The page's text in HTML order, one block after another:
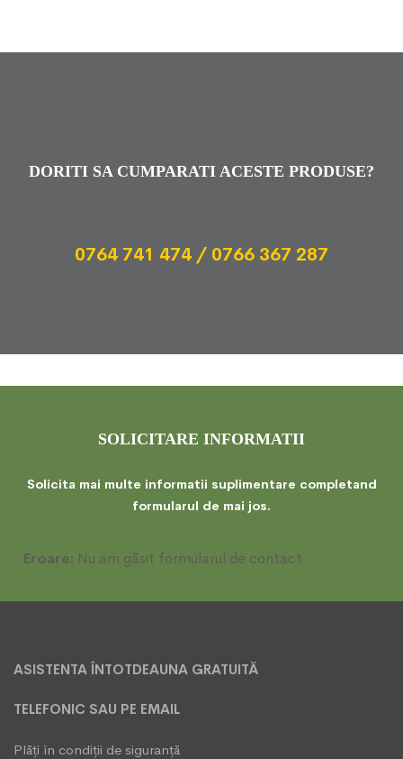
DORITI SA CUMPARATI ACESTE PRODUSE?
0764 741 474 / 0766 367 287
SOLICITARE INFORMATII
Solicita mai multe informatii suplimentare completand
formularul de mai jos.
Eroare: Nu am găsit formularul de contact.
ASISTENTA ÎNTOTDEAUNA GRATUITĂ
TELEFONIC SAU PE EMAIL
Plăți în condiții de siguranță